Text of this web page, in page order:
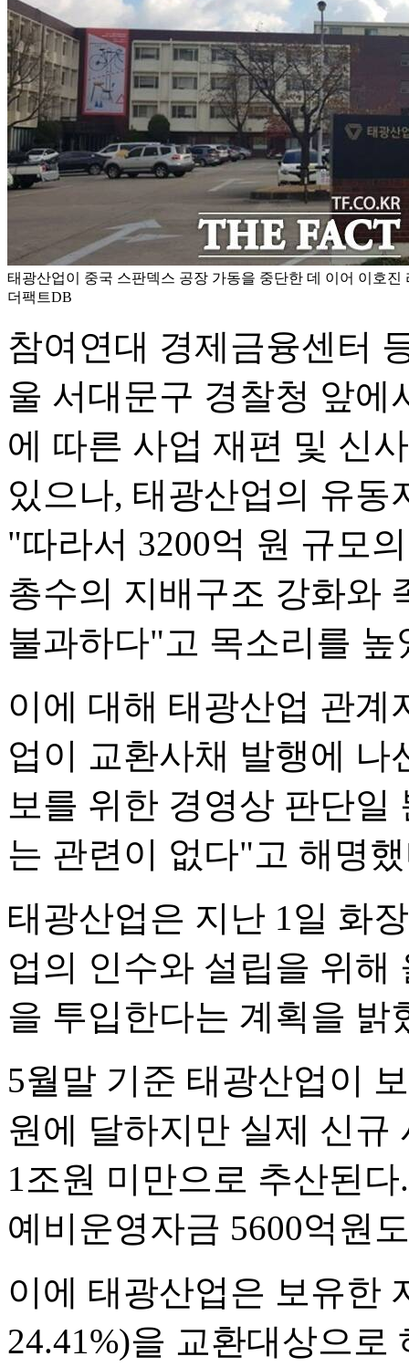
태광산업이 중국 스판덱스 공장 가동을 중단한 데 이어 이호진
더팩트DB
참여연대 경제금융센터
울 서대문구 경찰청 앞
에 따른 사업 재편 및 신
있으나, 태광산업의 유
"따라서 3200억 원 규모
총수의 지배구조 강화와
불과하다"고 목소리를 높
이에 대해 태광산업 관
업이 교환사채 발행에 나
보를 위한 경영상 판단일
는 관련이 없다"고 해명
태광산업은 지난 1일 화
업의 인수와 설립을 위해
을 투입한다는 계획을 밝
5월말 기준 태광산업이
원에 달하지만 실제 신규
1조원 미만으로 추산된
예비운영자금 5600억원
이에 태광산업은 보유한
24.41%)을 교환대상으로